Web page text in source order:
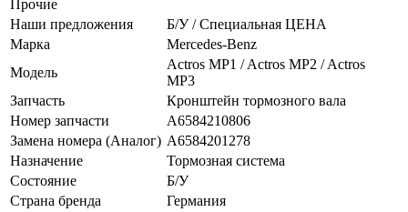
Прочие
Наши предложения
Б/У / Специальная ЦЕНА
Марка
Mercedes-Benz
Модель
Actros MP1 / Actros MP2 / Actros
MP3
Запчасть
Кронштейн тормозного вала
Номер запчасти
A6584210806
Замена номера (Аналог) A6584201278
Назначение
Тормозная система
Состояние
Б/У
Страна бренда
Германия